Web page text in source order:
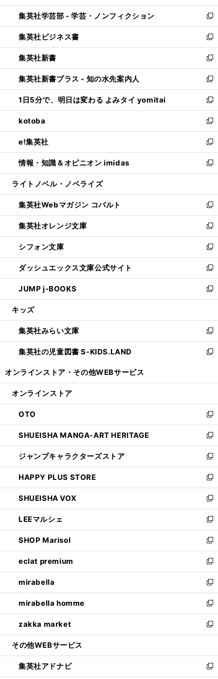
開
く
ウ
で
開
く
ン
ド
ウ
で
開
く
ウ
ィ
ン
ド
ウ
で
開
く
集英社学芸部 - 学芸・ノンフィクション
新
し
い
ウ
ィ
ン
ド
ウ
で
開
く
集英社ビジネス書
新
し
い
ウ
ィ
ン
ド
ウ
で
開
く
集英社新書
新
し
い
ウ
ィ
ン
ド
ウ
で
開
く
集英社新書プラス - 知の水先案内人
新
し
い
ウ
ィ
ン
ド
ウ
で
開
1日5分で、明日は変わる よみタイ yomitai
新
し
い
ウ
ィ
ン
ド
ウ
開
く
kotoba
新
し
い
ウ
ィ
ン
ウ
で
開
く
e!集英社
新
し
い
ウ
ン
ド
ウ
で
開
く
情報・知識＆オピニオン imidas
新
し
ウ
ィ
ン
ド
ウ
で
開
く
ライトノベル・ノベライズ
集英社Webマガジン コバルト
新
し
い
ウ
ィ
ン
ド
ウ
で
開
集英社オレンジ文庫
新
し
い
ウ
ィ
ン
ド
ウ
開
く
シフォン文庫
新
し
い
ウ
ィ
ン
ウ
で
開
く
ダッシュエックス文庫公式サイト
新
し
い
ウ
ン
ド
ウ
で
JUMP j-BOOKS
新
し
ウ
ィ
ン
ド
開
キッズ
集英社みらい文庫
新
し
い
ン
ウ
で
開
く
集英社の児童図書 S-KIDS.LAND
新
ウ
ン
ド
ウ
で
開
く
オンラインストア・ その他WEBサービス
オンラインストア
OTO
新
し
い
ウ
ィ
ン
ド
ウ
で
開
く
SHUEISHA MANGA-ART HERITAGE
新
し
い
ウ
ィ
ン
ド
ウ
で
開
く
ジャンプキャラクターズストア
新
し
い
ウ
ィ
ン
ド
ウ
で
開
く
HAPPY PLUS STORE
新
し
い
ウ
ィ
ン
ド
ウ
で
開
く
SHUEISHA VOX
新
し
い
ウ
ィ
ン
ド
ウ
で
開
く
LEEマルシェ
新
し
い
ウ
ィ
ン
ド
ウ
で
開
く
SHOP Marisol
新
し
い
ウ
ィ
ン
ド
ウ
で
開
eclat premium
新
し
い
ウ
ィ
ン
ド
ウ
開
く
mirabella
新
し
い
ウ
ィ
ン
ウ
で
開
mirabella homme
新
し
い
ウ
ン
ド
ウ
zakka market
新
し
ウ
ィ
その他WEBサービス
集英社アドナビ
新